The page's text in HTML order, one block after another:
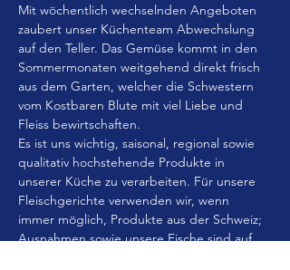
Mit wöchentlich wechselnden Angeboten
zaubert unser Küchenteam Abwechslung
auf den Teller. Das Gemüse kommt in den
Sommermonaten weitgehend direkt frisch
aus dem Garten, welcher die Schwestern
vom Kostbaren Blute mit viel Liebe und
Fleiss bewirtschaften.
Es ist uns wichtig, saisonal, regional sowie
qualitativ hochstehende Produkte in
unserer Küche zu verarbeiten. Für unsere
Fleischgerichte verwenden wir, wenn
immer möglich, Produkte aus der Schweiz;
Ausnahmen sowie unsere Fische sind auf